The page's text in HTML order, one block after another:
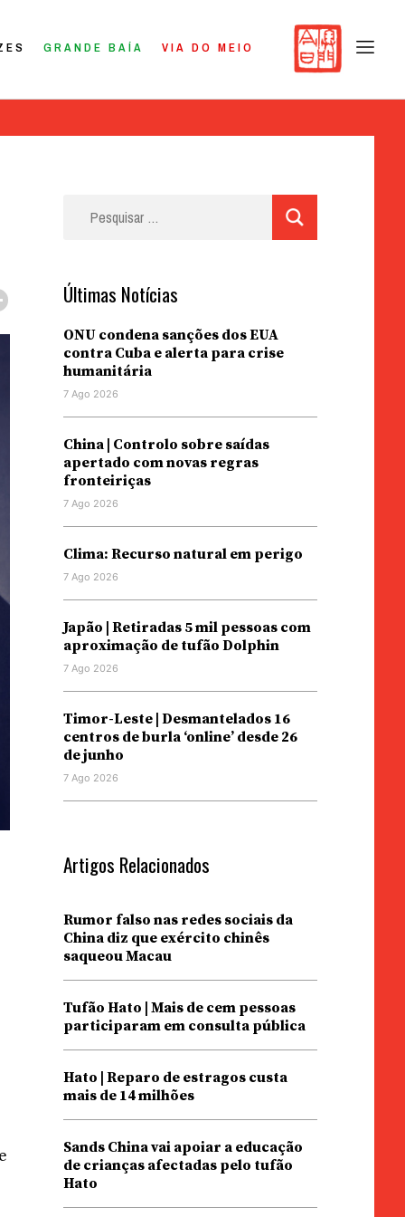
GRANDE BAÍA VIA DO MEIO
Últimas Notícias
ONU condena sanções dos EUA
contra Cuba e alerta para crise
humanitária
7 Ago 2026
China | Controlo sobre saídas
apertado com novas regras
fronteiriças
7 Ago 2026
Clima: Recurso natural em perigo
7 Ago 2026
Japão | Retiradas 5 mil pessoas com
aproximação de tufão Dolphin
7 Ago 2026
Timor-Leste | Desmantelados 16
centros de burla ‘online’ desde 26
de junho
7 Ago 2026
Artigos Relacionados
Rumor falso nas redes sociais da
China diz que exército chinês
saqueou Macau
Tufão Hato | Mais de cem pessoas
participaram em consulta pública
Hato | Reparo de estragos custa
mais de 14 milhões
Sands China vai apoiar a educação
de crianças afectadas pelo tufão
Hato